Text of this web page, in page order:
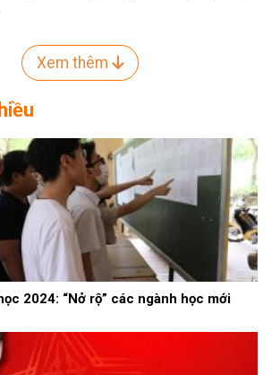
Xem thêm
2024: “Nở rộ” các ngành học mới